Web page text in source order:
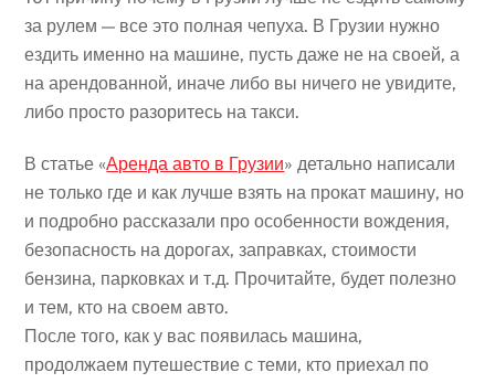
за рулем — все это полная чепуха. В Грузии нужно
ездить именно на машине, пусть даже не на своей, а
на арендованной, иначе либо вы ничего не увидите,
либо просто разоритесь на такси.
В статье «Аренда авто в Грузии» детально написали
не только где и как лучше взять на прокат машину, но
и подробно рассказали про особенности вождения,
безопасность на дорогах, заправках, стоимости
бензина, парковках и т.д. Прочитайте, будет полезно
и тем, кто на своем авто.
После того, как у вас появилась машина,
продолжаем путешествие с теми, кто приехал по